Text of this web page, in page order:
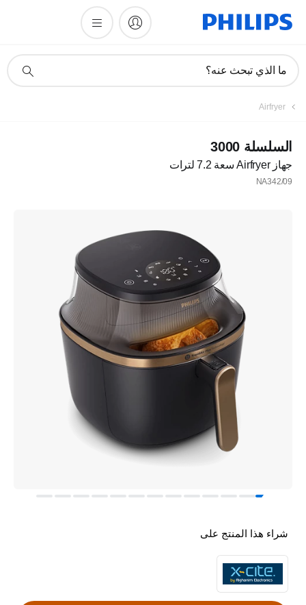
دعم
ما الذي تبحث عنه؟
Airfryer
السلسلة 3000
جهاز Airfryer سعة 7.2 لترات
NA342/09
شراء هذا المنتج على